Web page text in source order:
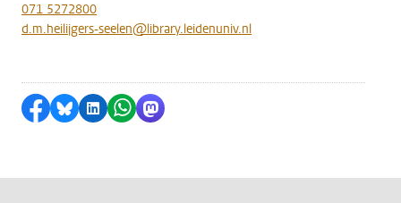
071 5272800
d.m.heilijgers-seelen@library.leidenuniv.nl
Delen op Facebook
Delen via Bluesky
Delen op LinkedIn
Delen via WhatsApp
Delen via Mastodon